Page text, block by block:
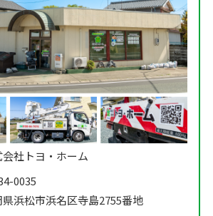
社トヨ・ホーム
0035
県浜松市浜名区寺島2755番地